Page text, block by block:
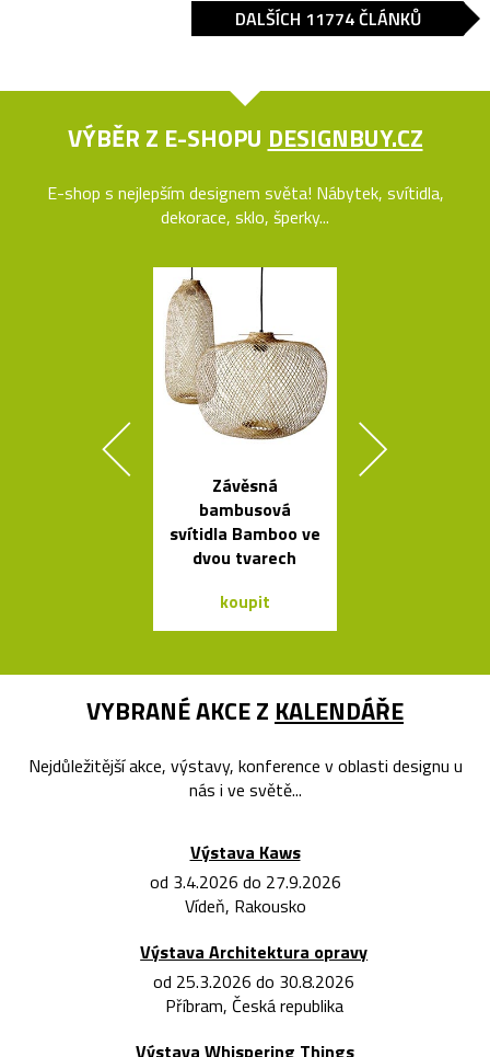
DALŠÍCH 11774 ČLÁNKŮ
VÝBĚR Z E-SHOPU DESIGNBUY.CZ
E-shop s nejlepším designem světa! Nábytek, svítidla,
dekorace, sklo, šperky...
Závěsná
bambusová
svítidla Bamboo ve
dvou tvarech
koupit
VYBRANÉ AKCE Z KALENDÁŘE
Nejdůležitější akce, výstavy, konference v oblasti designu u
nás i ve světě...
Výstava Kaws
od 3.4.2026 do 27.9.2026
Vídeň, Rakousko
Výstava Architektura opravy
od 25.3.2026 do 30.8.2026
Příbram, Česká republika